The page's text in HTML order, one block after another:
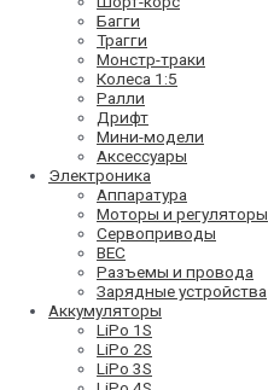
Багги
Трагги
Монстр-траки
Колеса 1:5
Ралли
Дрифт
Мини-модели
Аксессуары
Электроника
Аппаратура
Моторы и регуляторы
Сервоприводы
BEC
Разъемы и провода
Зарядные устройства
Аккумуляторы
LiPo 1S
LiPo 2S
LiPo 3S